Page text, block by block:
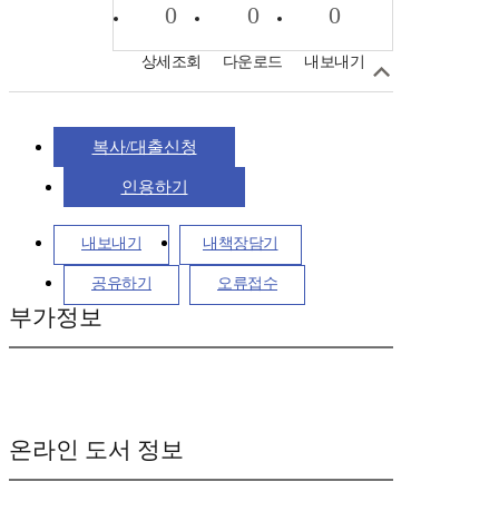
0
상세조회
0
다운로드
0
내보내기
복사/대출신청
인용하기
내보내기 내책장담기
공유하기 오류접수
부가정보
온라인 도서 정보